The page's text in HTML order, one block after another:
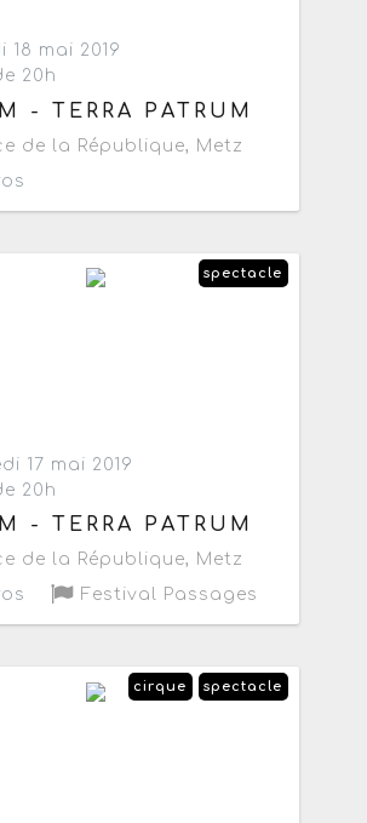
18 mai 2019
20h
- TERRA PATRUM
de la République, Metz
spectacle
17 mai 2019
20h
- TERRA PATRUM
de la République, Metz
Festival Passages
spectacle
cirque